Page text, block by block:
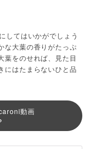
してはいかがでしょう
な大葉の香りがたっぷ
葉をのせれば、見た目
にはたまらないひと品
動画